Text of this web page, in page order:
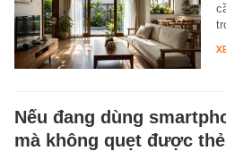
Nếu đang dùng
mà không quẹt được